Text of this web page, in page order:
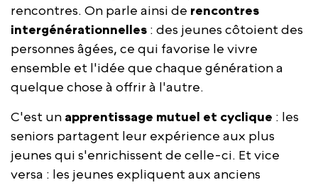
rencontres. On parle ainsi de rencontres
intergénérationnelles : des jeunes côtoient des
personnes âgées, ce qui favorise le vivre
ensemble et l'idée que chaque génération a
quelque chose à offrir à l'autre.
C'est un apprentissage mutuel et cyclique : les
seniors partagent leur expérience aux plus
jeunes qui s'enrichissent de celle-ci. Et vice
versa : les jeunes expliquent aux anciens